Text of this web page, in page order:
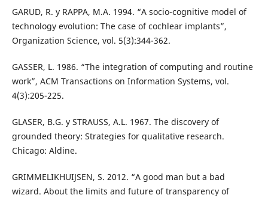
GARUD, R. y RAPPA, M.A. 1994. “A socio-cognitive model of
technology evolution: The case of cochlear implants”,
Organization Science, vol. 5(3):344-362.
GASSER, L. 1986. “The integration of computing and routine
work”, ACM Transactions on Information Systems, vol.
4(3):205-225.
GLASER, B.G. y STRAUSS, A.L. 1967. The discovery of
grounded theory: Strategies for qualitative research.
Chicago: Aldine.
GRIMMELIKHUIJSEN, S. 2012. “A good man but a bad
wizard. About the limits and future of transparency of